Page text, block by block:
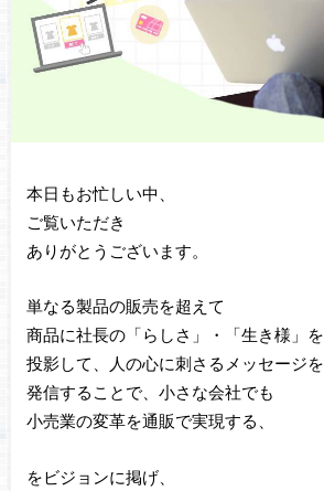
本日もお忙しい中、
ご覧いただき
ありがとうございます。
単なる製品の販売を超えて
商品に社長の「らしさ」・「生き様」を
投影して、人の心に刺さるメッセージを
発信することで、小さな会社でも
小売業の変革を通販で実現する、
をビジョンに掲げ、